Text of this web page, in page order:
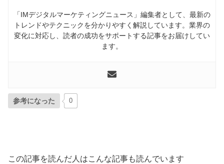
「IMデジタルマーケティングニュース」編集者として、最新の
トレンドやテクニックを分かりやすく解説しています。業界の
変化に対応し、読者の成功をサポートする記事をお届けしてい
ます。
参考になった 0
この記事を読んだ人はこんな記事も読んでいます